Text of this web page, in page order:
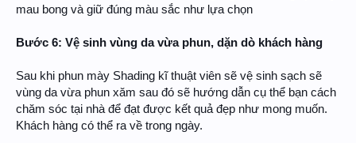
mau bong và giữ đúng màu sắc như lựa chọn
Bước 6: Vệ sinh vùng da vừa phun, dặn dò khách hàng
Sau khi phun mày Shading kĩ thuật viên sẽ vệ sinh sạch sẽ
vùng da vừa phun xăm sau đó sẽ hướng dẫn cụ thể bạn cách
chăm sóc tại nhà để đạt được kết quả đẹp như mong muốn.
Khách hàng có thể ra về trong ngày.